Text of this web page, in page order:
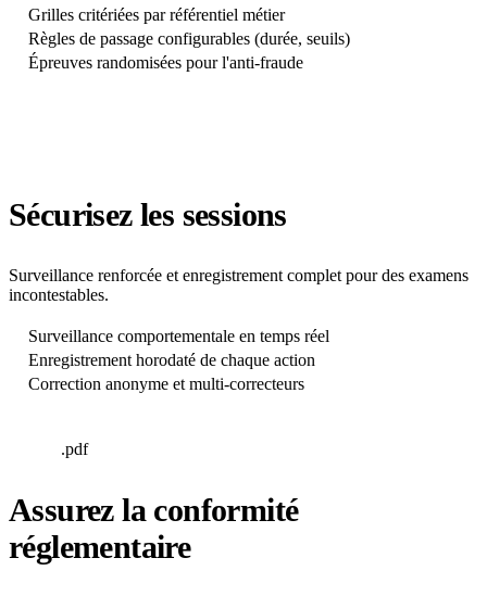
Grilles critériées par référentiel métier
Règles de passage configurables (durée, seuils)
Épreuves randomisées pour l'anti-fraude
Sécurisez les sessions
Surveillance renforcée et enregistrement complet pour des examens
incontestables.
Surveillance comportementale en temps réel
Enregistrement horodaté de chaque action
Correction anonyme et multi-correcteurs
.pdf
Assurez la conformité
réglementaire